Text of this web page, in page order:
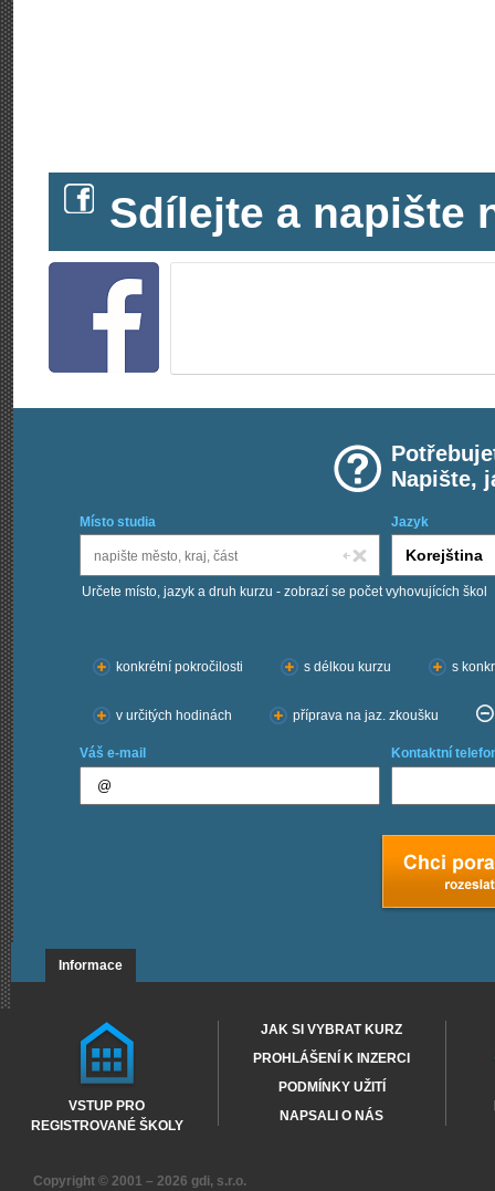
Sdílejte a napište
Napište,
Místo studia Jazyk
Určete místo, jazyk a druh kurzu - zobrazí se počet vyhovujících škol
konkrétní pokročilosti
s délkou kurzu s
v určitých hodinách příprava na jaz. zkoušku
Váš e-mail Kontaktní
Informace
VSTUP PRO
REGISTROVANÉ ŠKOLY
JAK SI VYBRAT KURZ
PROHLÁŠENÍ K INZERCI
PODMÍNKY UŽITÍ
NAPSALI O NÁS
Copyright © 2001 – 2026 gdi, s.r.o.